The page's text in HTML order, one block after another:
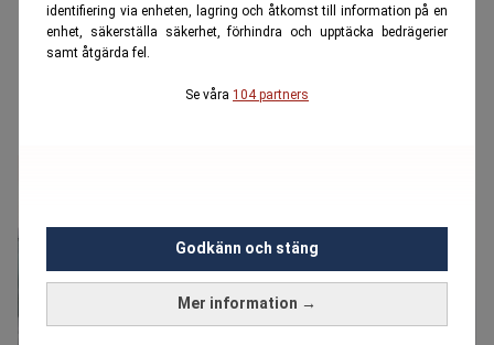
identifiering via enheten, lagring och åtkomst till information på en
enhet, säkerställa säkerhet, förhindra och upptäcka bedrägerier
samt åtgärda fel.
Se våra 104 partners
Mer information →
Godkänn och stäng